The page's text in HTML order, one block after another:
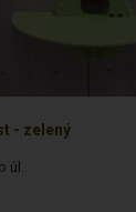
- zelený
úl.